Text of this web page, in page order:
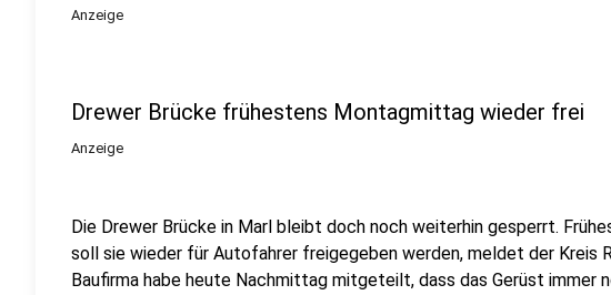
Anzeige
Drewer Brücke frühestens Montagmittag wieder frei
Anzeige
Die Drewer Brücke in Marl bleibt doch noch weiterhin gesperrt.
soll sie wieder für Autofahrer freigegeben werden, meldet der Kreis
Baufirma habe heute Nachmittag mitgeteilt, dass das Gerüst immer